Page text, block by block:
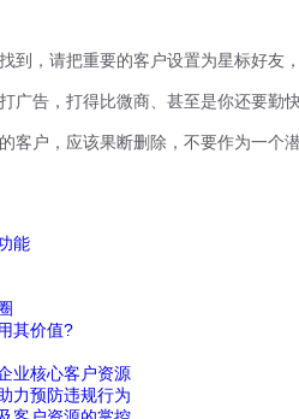
，请把重要的客户设置为星标好友
广告，打得比微商、甚至是你还要勤
客户，应该果断删除，不要作为一个
能
其价值?
业核心客户资源
力预防违规行为